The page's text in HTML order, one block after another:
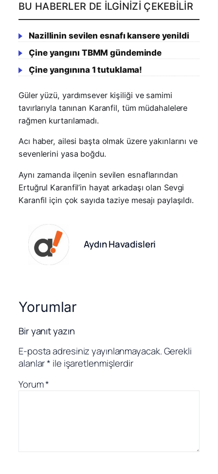
BU HABERLER DE İLGINIZI ÇEKEBILIR
Nazillinin sevilen esnafı kansere yenildi
Çine yangını TBMM gündeminde
Çine yangınına 1 tutuklama!
Güler yüzü, yardımsever kişiliği ve samimi
tavırlarıyla tanınan Karanfil, tüm müdahalelere
rağmen kurtarılamadı.
Acı haber, ailesi başta olmak üzere yakınlarını ve
sevenlerini yasa boğdu.
Aynı zamanda ilçenin sevilen esnaflarından
Ertuğrul Karanfil’in hayat arkadaşı olan Sevgi
Karanfil için çok sayıda taziye mesajı paylaşıldı.
Aydın Havadisleri
Yorumlar
Bir yanıt yazın
E-posta adresiniz yayınlanmayacak.Gerekli
alanlar* ile işaretlenmişlerdir
Yorum*